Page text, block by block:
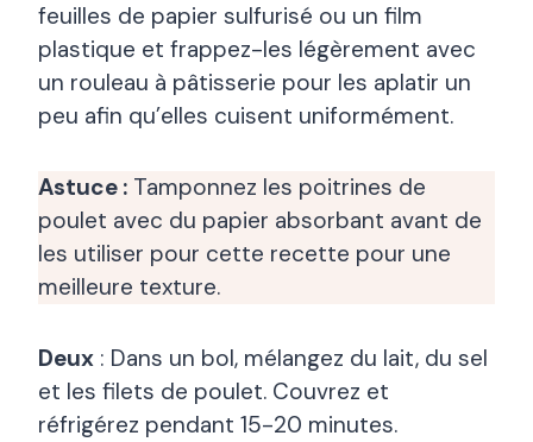
feuilles de papier sulfurisé ou un film
plastique et frappez-les légèrement avec
un rouleau à pâtisserie pour les aplatir un
peu afin qu’elles cuisent uniformément.
Astuce : Tamponnez les poitrines de
poulet avec du papier absorbant avant de
les utiliser pour cette recette pour une
meilleure texture.
Deux : Dans un bol, mélangez du lait, du sel
et les filets de poulet. Couvrez et
réfrigérez pendant 15-20 minutes.